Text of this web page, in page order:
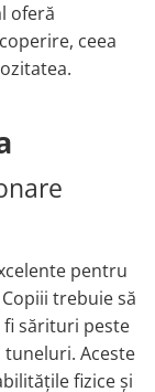
oferă
ceea
pentru
trebuie să
fi sărituri peste
Aceste
fizice și